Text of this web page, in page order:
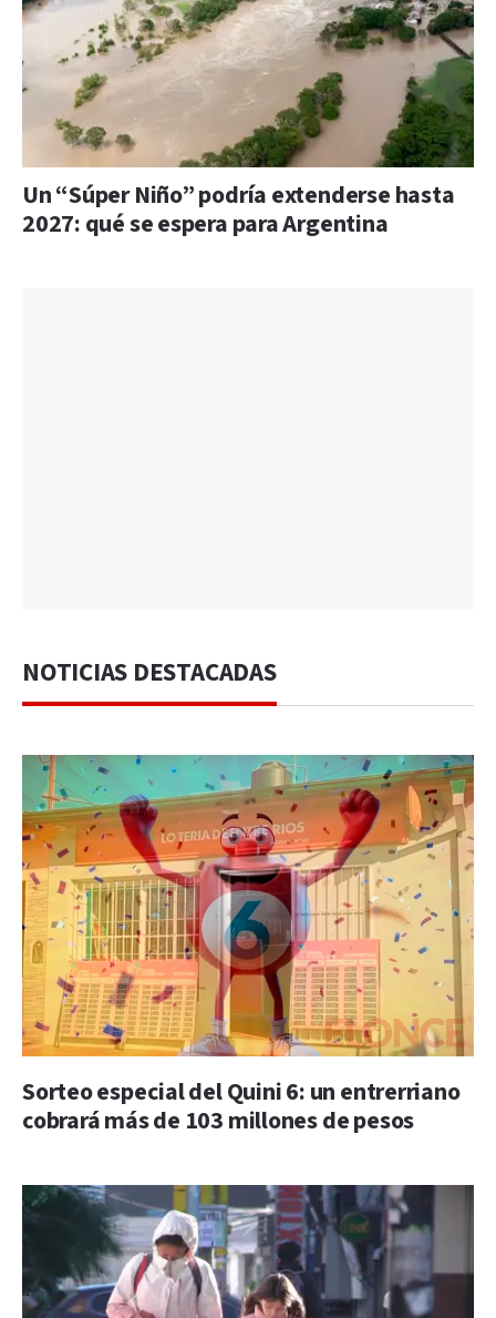
Un “Súper Niño” podría extenderse hasta
2027: qué se espera para Argentina
NOTICIAS DESTACADAS
Sorteo especial del Quini 6: un entrerriano
cobrará más de 103 millones de pesos